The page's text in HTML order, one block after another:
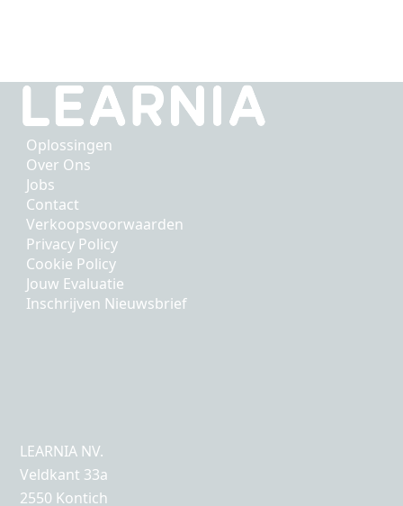
Oplossingen
Over Ons
Jobs
Contact
Verkoopsvoorwaarden
Privacy Policy
Cookie Policy
Jouw Evaluatie
Inschrijven Nieuwsbrief
LEARNIA NV.
Veldkant 33a
2550 Kontich